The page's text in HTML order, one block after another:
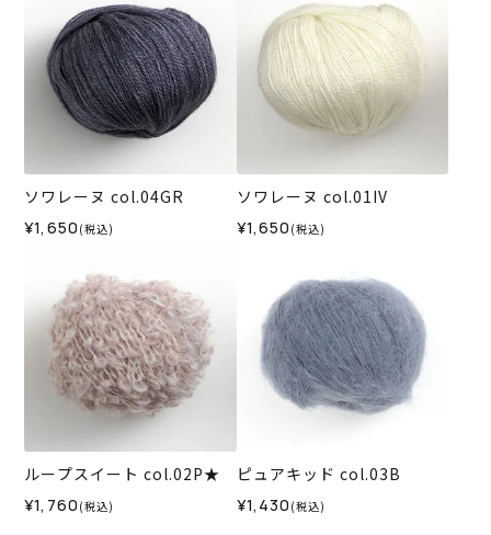
ソワレーヌ col.04GR
¥1,650 (税込)
ソワレーヌ col.01IV
¥1,650 (税込)
ループスイート col.02P★
¥1,760 (税込)
ピュアキッド col.03B
¥1,430 (税込)